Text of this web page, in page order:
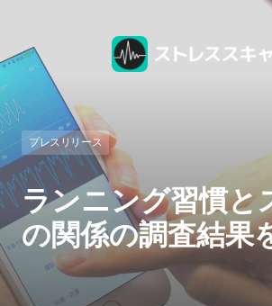
プレスリリース
ランニング習慣と
の関係の調査結果